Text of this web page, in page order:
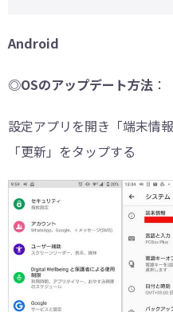
Android
◎OSのアップデート方法 ：
設定アプリを開き「端末情
「更新」をタップする